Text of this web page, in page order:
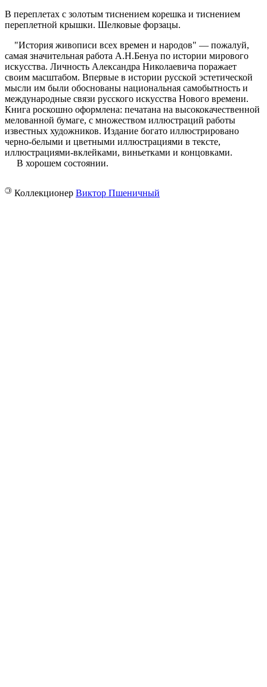
В переплетах с золотым тиснением корешка и тиснением
переплетной крышки. Шелковые форзацы.
"История живописи всех времен и народов" — пожалуй,
самая значительная работа А.Н.Бенуа по истории мирового
искусства. Личность Александра Николаевича поражает
своим масштабом. Впервые в истории русской эстетической
мысли им были обоснованы национальная самобытность и
международные связи русского искусства Нового времени.
Книга роскошно оформлена: печатана на высококачественной
мелованной бумаге, с множеством иллюстраций работы
известных художников. Издание богато иллюстрировано
черно-белыми и цветными иллюстрациями в тексте,
иллюстрациями-вклейками, виньетками и концовками.
В хорошем состоянии.
© Коллекционер Виктор Пшеничный